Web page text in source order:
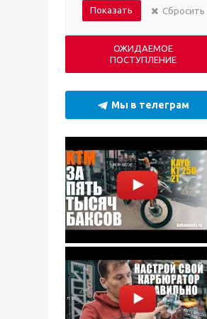
Показать Сбросить
ОЖИДАЕМОЕ
ПОСТУПЛЕНИЕ
Мы в телеграм